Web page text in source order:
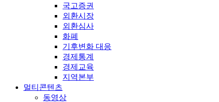
국고증권
외환시장
외환심사
화폐
기후변화 대응
경제통계
경제교육
지역본부
멀티콘텐츠
동영상